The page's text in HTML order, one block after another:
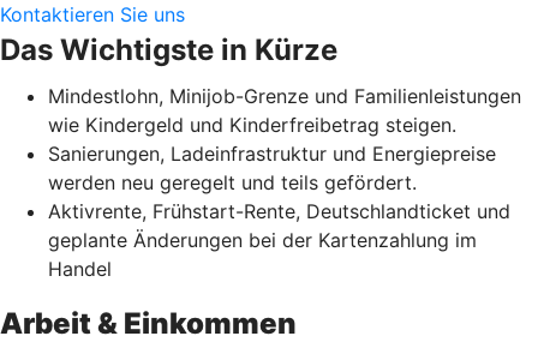
Kontaktieren Sie uns
Das Wichtigste in Kürze
Mindestlohn, Minijob-Grenze und Familienleistungen
wie Kindergeld und Kinderfreibetrag steigen.
Sanierungen, Ladeinfrastruktur und Energiepreise
werden neu geregelt und teils gefördert.
Aktivrente, Frühstart-Rente, Deutschlandticket und
geplante Änderungen bei der Kartenzahlung im
Handel
Arbeit & Einkommen